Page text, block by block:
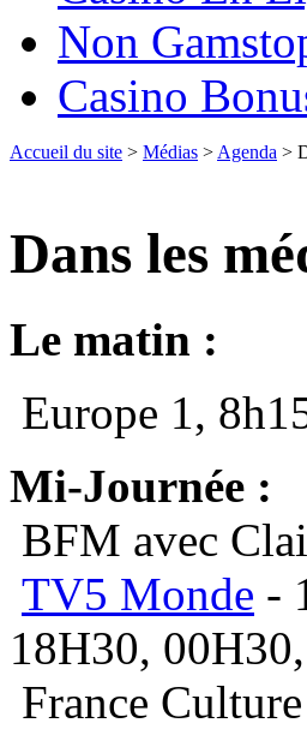
Non
Casino
Accueil du site > Médias > Agenda >
Dans les
Le matin :
Europe 1,
Mi-Journée :
BFM avec
TV5 Monde -
18H30,
France